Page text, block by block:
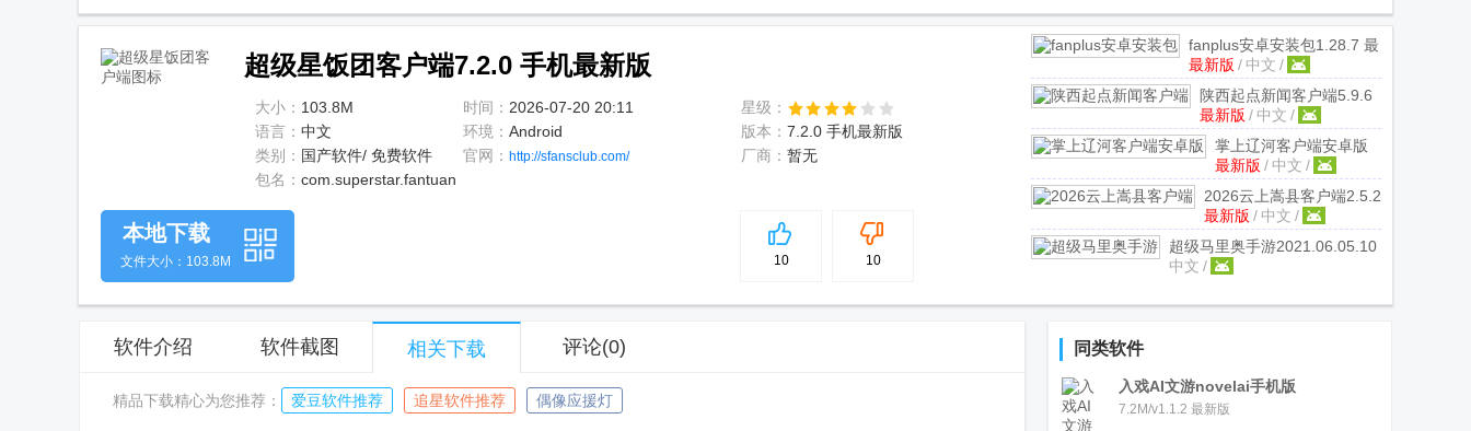
超级星饭团客户端7.2.0 手机最新版
大小： 103.8M 时间： 2026-07-20 20:11
星级：
语言： 中文 环境： Android 版本： 7.2.0 手机最新版
类别： 国产软件/ 免费软件 官网： http://sfansclub.com/ 厂商： 暂无
包名： com.superstar.fantuan
fanplus安卓安装包1.28.7 最
新版
最新版 / 中文 /
陕西起点新闻客户端5.9.6
最新版
最新版 / 中文 /
掌上辽河客户端安卓版
1.1.8最新版
最新版 / 中文 /
2026云上嵩县客户端2.5.2
最新版
最新版 / 中文 /
超级马里奥手游2021.06.05.10
手机版
中文 /
5
10 10
本地下载
文件大小：103.8M
软件介绍 软件截图 相关下载 评论(0)
精品下载精心为您推荐： 爱豆软件推荐 追星软件推荐 偶像应援灯
同类软件
入戏AI文游novelai手机版
7.2M/v1.1.2 最新版